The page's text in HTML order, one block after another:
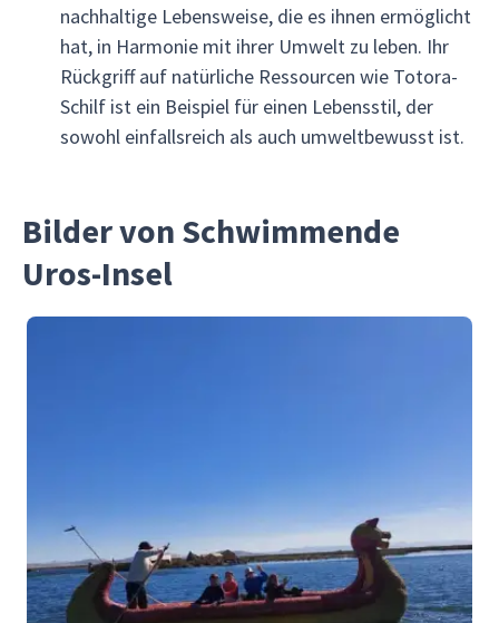
nachhaltige Lebensweise, die es ihnen ermöglicht
hat, in Harmonie mit ihrer Umwelt zu leben. Ihr
Rückgriff auf natürliche Ressourcen wie Totora-
Schilf ist ein Beispiel für einen Lebensstil, der
sowohl einfallsreich als auch umweltbewusst ist.
Bilder von Schwimmende
Uros-Insel